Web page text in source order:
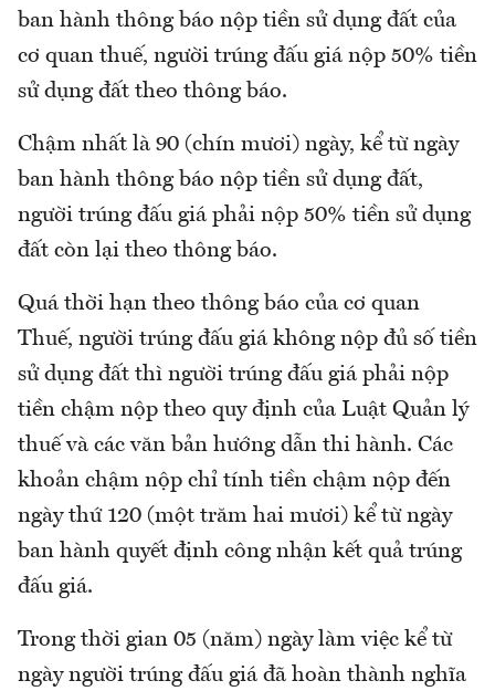
ban hành thông báo nộp tiền sử dụng đất của
cơ quan thuế, người trúng đấu giá nộp 50% tiền
sử dụng đất theo thông báo.
Chậm nhất là 90 (chín mươi) ngày, kể từ ngày
ban hành thông báo nộp tiền sử dụng đất,
người trúng đấu giá phải nộp 50% tiền sử dụng
đất còn lại theo thông báo.
Quá thời hạn theo thông báo của cơ quan
Thuế, người trúng đấu giá không nộp đủ số tiền
sử dụng đất thì người trúng đấu giá phải nộp
tiền chậm nộp theo quy định của Luật Quản lý
thuế và các văn bản hướng dẫn thi hành. Các
khoản chậm nộp chỉ tính tiền chậm nộp đến
ngày thứ 120 (một trăm hai mươi) kể từ ngày
ban hành quyết định công nhận kết quả trúng
đấu giá.
Trong thời gian 05 (năm) ngày làm việc kể từ
ngày người trúng đấu giá đã hoàn thành nghĩa